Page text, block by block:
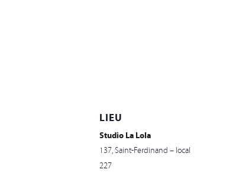
LIEU
Studio La Lola
137, Saint-Ferdinand – local
227